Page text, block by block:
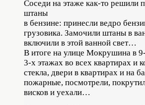
Соседи на этаже как-то решили
штаны
в бензине: принесли ведро
грузовика. Замочили штаны в
включили в этой ванной свет…
В итоге на улице Мокрушина в
3-х этажах во всех квартирах и
стекла, двери в квартирах и на
пожарные, посмотрели,
висков и уехали…